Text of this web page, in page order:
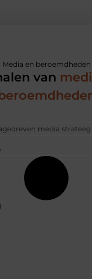
Media en beroemdheden
van
media